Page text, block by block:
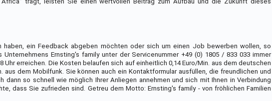
haben, ein Feedback abgeben möchten oder sich um einen Job bewerben wollen, so
Ernsting's family unter der Servicenummer +49 (0) 1805 / 833 033 immer
Uhr erreichen. Die Kosten belaufen sich auf einheitlich 0,14 Euro/Min. aus dem deutschen
aus dem Mobilfunk. Sie können auch ein Kontaktformular ausfüllen, die freundlichen und
dann so schnell wie möglich Ihrer Anliegen annehmen und sich mit Ihnen in Verbindung
dass Sie zufrieden sind. Getreu dem Motto: Ernsting's family - von fröhlichen Familien